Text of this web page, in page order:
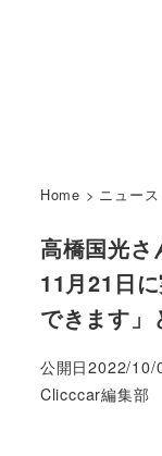
Home > ニュー
高橋国光さ
11月21日
できます」
公開日2022/10/
著
Clicccar編集部